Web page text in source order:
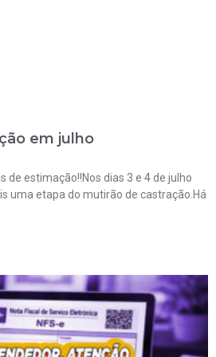
em julho
de estimação!!Nos dias 3 e 4 de julho
uma etapa do mutirão de castração.Há